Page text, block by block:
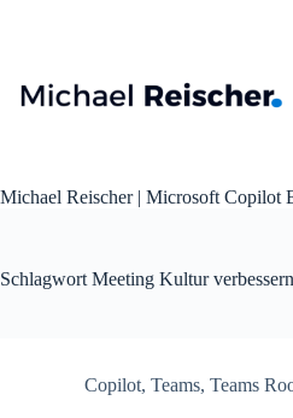
Michael Reischer | Microsoft Copilot
Schlagwort Meeting Kultur verbessern
Copilot, Teams, Teams